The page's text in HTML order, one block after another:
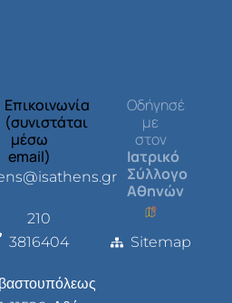
Επικοινωνία
(συνιστάται
μέσω
email)
210
3816404
Οδήγησέ
με
στον
Ιατρικό
Σύλλογο
Αθηνών
Sitemap